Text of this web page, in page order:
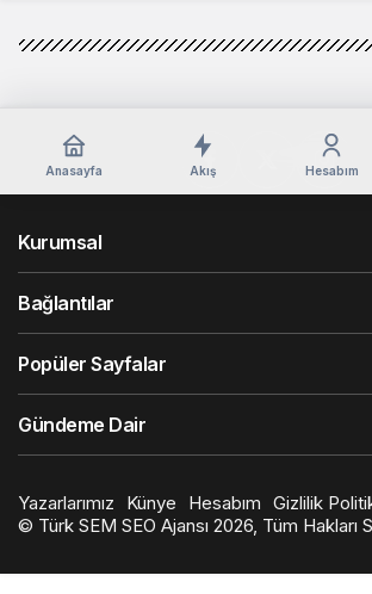
Anasayfa Akış Hesabım
Kurumsal
Bağlantılar
Popüler Sayfalar
Gündeme Dair
Yazarlarımız Künye Hesabım Gizlilik
© Türk SEM SEO Ajansı 2026, Tüm Hakları